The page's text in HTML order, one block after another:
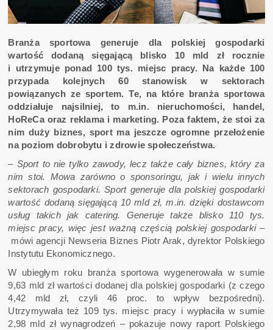
Branża sportowa generuje dla polskiej gospodarki
wartość dodaną sięgającą blisko 10 mld zł rocznie
i utrzymuje ponad 100 tys. miejsc pracy. Na każde 100
przypada kolejnych 60 stanowisk w sektorach
powiązanych ze sportem. Te, na które branża sportowa
oddziałuje najsilniej, to m.in. nieruchomości, handel,
HoReCa oraz reklama i marketing. Poza faktem, że stoi za
nim duży biznes, sport ma jeszcze ogromne przełożenie
na poziom dobrobytu i zdrowie społeczeństwa.
–Sport to nie tylko zawody, lecz także cały biznes, który za
nim stoi. Mowa zarówno o sponsoringu, jak i wielu innych
sektorach gospodarki. Sport generuje dla polskiej gospodarki
wartość dodaną sięgającą 10 mld zł, m.in. dzięki dostawcom
usług takich jak catering. Generuje także blisko 110 tys.
miejsc pracy, więc jest ważną częścią polskiej gospodarki–
mówi agencji Newseria Biznes Piotr Arak, dyrektor Polskiego
Instytutu Ekonomicznego.
W ubiegłym roku branża sportowa wygenerowała w sumie
9,63 mld zł wartości dodanej dla polskiej gospodarki (z czego
4,42 mld zł, czyli 46 proc. to wpływ bezpośredni).
Utrzymywała też 109 tys. miejsc pracy i wypłaciła w sumie
2,98 mld zł wynagrodzeń – pokazuje nowy raport Polskiego